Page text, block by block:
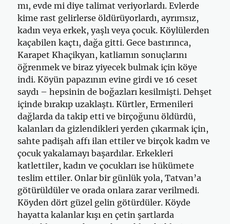
mı, evde mi diye talimat veriyor­lardı. Evlerde
kime rast gelirlerse öldürüyorlardı, ayrımsız,
kadın veya erkek, yaşlı veya çocuk. Köylülerden
kaçabilen kaçtı, dağa gitti. Gece bastırınca,
Karapet Khaçikyan, katliamın sonuçlarını
öğrenmek ve biraz yiyecek bulmak için köye
indi. Köyün papazının evine girdi ve 16 ceset
saydı – hepsinin de boğazları kesilmişti. Dehşet
içinde bırakıp uzaklaştı. Kürtler, Ermenileri
dağlarda da takip etti ve birçoğunu öldürdü,
kalanları da gizlendikleri yerden çıkarmak için,
sahte padişah affı ilan ettiler ve birçok kadm ve
çocuk yakalamayı başardılar. Erkekleri
katlettiler, ka­dın ve çocukları ise hükümete
teslim ettiler. Onlar bir günlük yola, Tat­van’a
götürüldüler ve orada onlara zarar verilmedi.
Köyden dört güzel gelin götürdüler. Köyde
hayatta kalanlar kışı en çetin şartlarda